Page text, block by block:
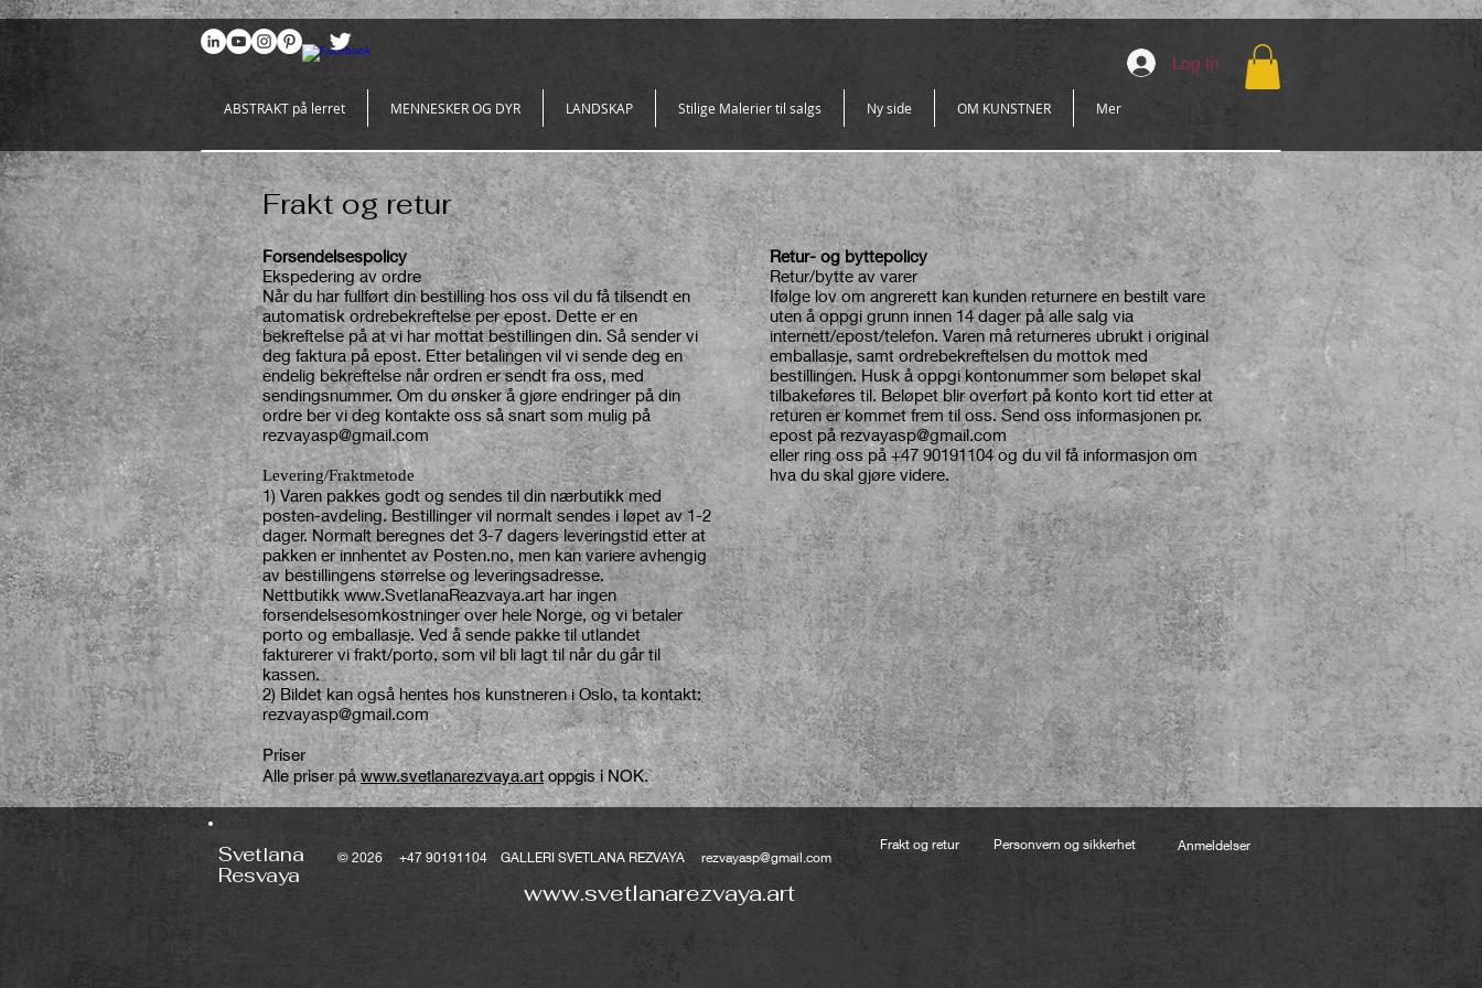
969086767648381
Log In
ABSTRAKT på lerret MENNESKER OG DYR LANDSKAP Stilige Malerier til salgs Ny side OM KUNSTNER Mer
Frakt og retur
Forsendelsespolicy
Ekspedering av ordre
Når du har fullført din bestilling hos oss vil du få tilsendt en
automatisk ordrebekreftelse per epost. Dette er en
bekreftelse på at vi har mottat bestillingen din. Så sender vi
deg faktura på epost. Etter betalingen vil vi sende deg en
endelig bekreftelse når ordren er sendt fra oss, med
sendingsnummer. Om du ønsker å gjøre endringer på din
ordre ber vi deg kontakte oss så snart som mulig på
rezvayasp@gmail.com
Levering/Fraktmetode
1) Varen pakkes godt og sendes til din nærbutikk med
posten-avdeling. Bestillinger vil normalt sendes i løpet av 1-2
dager. Normalt beregnes det 3-7 dagers leveringstid etter at
pakken er innhentet av Posten.no, men kan variere avhengig
av bestillingens størrelse og leveringsadresse.
Nettbutikkwww.SvetlanaReazvaya.arthar ingen
forsendelsesomkostninger over hele Norge, og vi betaler
porto og emballasje. Ved å sende pakke til utlandet
fakturerer vi frakt/porto, som vil bli lagt til når du går til
kassen.
2) Bildet kan også hentes hos kunstneren i Oslo, ta kontakt:
rezvayasp@gmail.com
Priser
Alle priser påwww.svetlanarezvaya.artoppgis i NOK.
Retur- og byttepolicy
Retur/bytte av varer
Ifølge lov om angrerett kan kunden returnere en bestilt vare
uten å oppgi grunn innen 14 dager på alle salg via
internett/epost/telefon. Varen må returneres ubrukt i original
emballasje, samt ordrebekreftelsen du mottok med
bestillingen. Husk å oppgi kontonummer som beløpet skal
tilbakeføres til. Beløpet blir overført på konto kort tid etter at
returen er kommet frem til oss. Send oss informasjonen pr.
epost på rezvayasp@gmail.com
eller ring oss på +47 90191104 og du vil få informasjon om
hva du skal gjøre videre.
Svetlana
Resvaya
© 2026 +47 90191104 GALLERI SVETLANA REZVAYA rezvayasp@gmail.com
Frakt og retur Personvern og sikkerhet
www.svetlanarezvaya.art
Anmeldelser